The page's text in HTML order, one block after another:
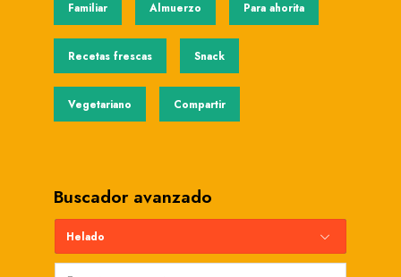
Familiar Almuerzo Para ahorita
Recetas frescas Snack
Vegetariano Compartir
Buscador avanzado
Helado